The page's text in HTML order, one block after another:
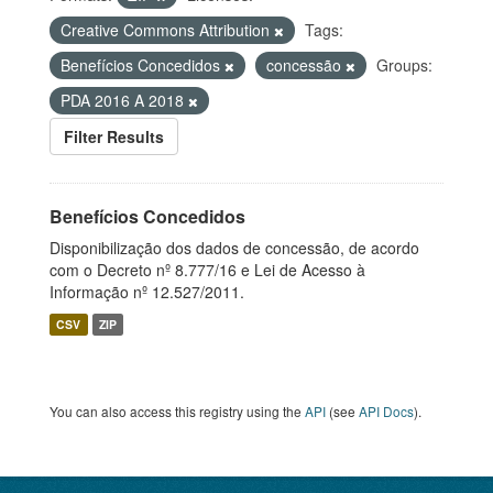
Creative Commons Attribution
Tags:
Benefícios Concedidos
concessão
Groups:
PDA 2016 A 2018
Filter Results
Benefícios Concedidos
Disponibilização dos dados de concessão, de acordo
com o Decreto nº 8.777/16 e Lei de Acesso à
Informação nº 12.527/2011.
CSV ZIP
You can also access this registry using the API (see API Docs).